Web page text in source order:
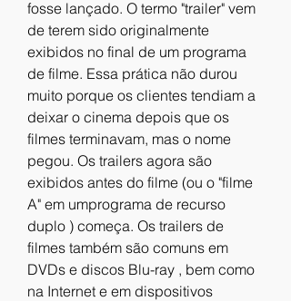
fosse lançado. O termo "trailer" vem
de terem sido originalmente
exibidos no final de um programa
de filme. Essa prática não durou
muito porque os clientes tendiam a
deixar o cinema depois que os
filmes terminavam, mas o nome
pegou. Os trailers agora são
exibidos antes do filme (ou o "filme
A" em umprograma de recurso
duplo ) começa. Os trailers de
filmes também são comuns em
DVDs e discos Blu-ray , bem como
na Internet e em dispositivos